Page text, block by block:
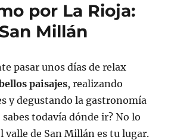
por La Rioja:
Millán
pasar unos días de relax
paisajes, realizando
y degustando la gastronomía
todavía dónde ir? No lo
valle de San Millán es tu lugar.